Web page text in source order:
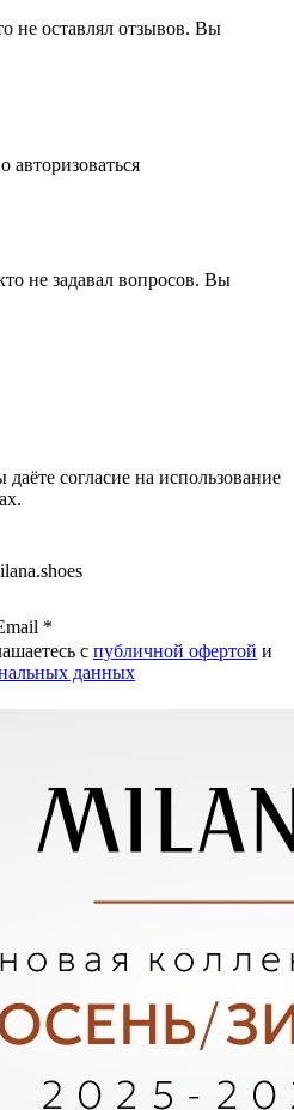
не оставлял отзывов. Вы
авторизоваться
не задавал вопросов. Вы
согласие на использование
*
с публичной офертой и
данных